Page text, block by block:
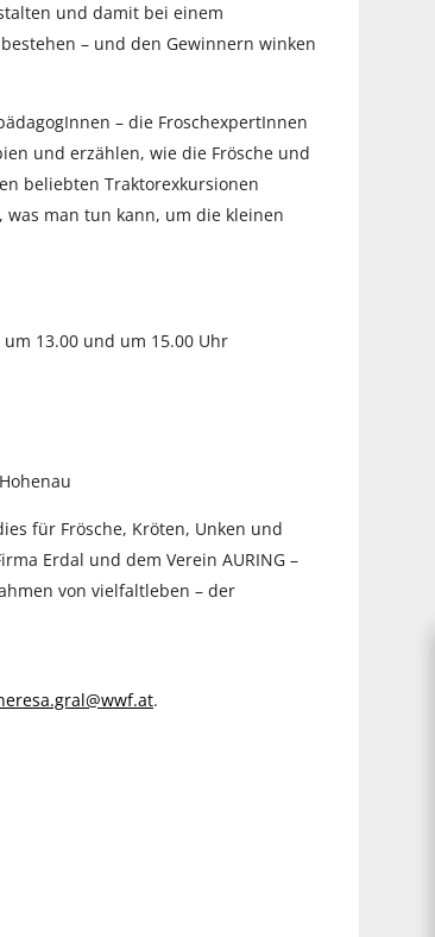
und damit bei einem
– und den Gewinnern winken
– die FroschexpertInnen
und erzählen, wie die Frösche und
beliebten Traktorexkursionen
man tun kann, um die kleinen
13.00 und um 15.00 Uhr
für Frösche, Kröten, Unken und
Erdal und dem Verein AURING –
von vielfaltleben – der
.